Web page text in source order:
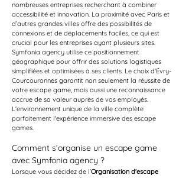
nombreuses entreprises recherchant à combiner
accessibilité et innovation. La proximité avec Paris et
d’autres grandes villes offre des possibilités de
connexions et de déplacements faciles, ce qui est
crucial pour les entreprises ayant plusieurs sites.
Symfonia agency utilise ce positionnement
géographique pour offrir des solutions logistiques
simplifiées et optimisées à ses clients. Le choix d'Évry-
Courcouronnes garantit non seulement la réussite de
votre escape game, mais aussi une reconnaissance
accrue de sa valeur auprès de vos employés.
L'environnement unique de la ville complète
parfaitement l'expérience immersive des escape
games.
Comment s’organise un escape game
avec Symfonia agency ?
Lorsque vous décidez de l’Organisation d'escape